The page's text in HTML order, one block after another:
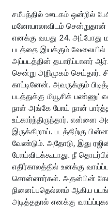
சமீபத்தில் ஊடகம் ஒன்றில்
மனோபாலாவிடம் சென்றுதான்
எனக்கு வயது 24.
படத்தை இயக்கும்
அப்படத்தின் தயாரிப்பாளர்
சென்று அறிமுகம் செய்தார்.
காட்டினேன். அவருக்கும்
படத்துக்கு மியூசிக்
நாள் அங்கே போய் நான்
உட்கார்ந்திருந்தார். என்னை
இருக்கிறாய். படத்திற்கு
வேண்டும். அதோடு, இது
போய்விடக்கூடாது. நீ
எதிர்காலத்தில் உனக்கு
சொன்னார்கள். அதன்பின்
நினைப்பதெல்லாம் ஆகிய
அடித்ததால் எனக்கு